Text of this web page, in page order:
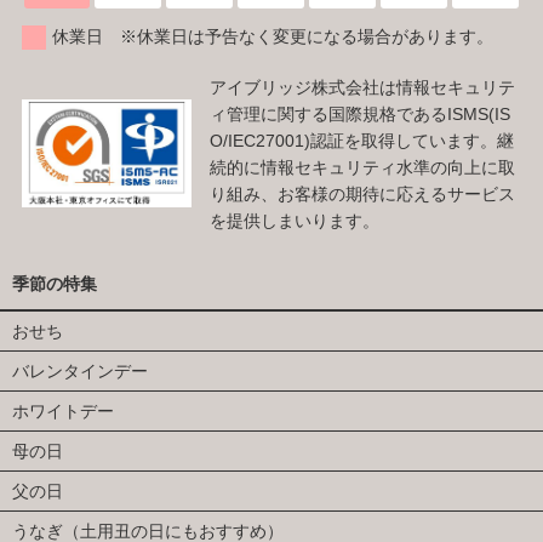
休業日 ※休業日は予告なく変更になる場合があります。
アイブリッジ株式会社は情報セキュリテ
ィ管理に関する国際規格であるISMS(IS
O/IEC27001)認証を取得しています。継
続的に情報セキュリティ水準の向上に取
り組み、お客様の期待に応えるサービス
を提供しまいります。
季節の特集
おせち
バレンタインデー
ホワイトデー
母の日
父の日
うなぎ（土用丑の日にもおすすめ）